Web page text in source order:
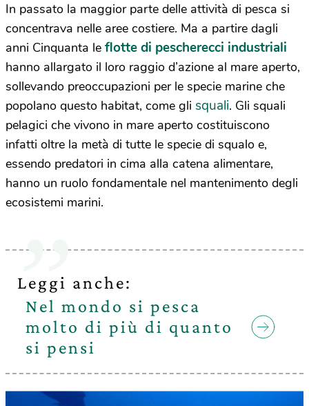
In passato la maggior parte delle attività di pesca si
concentrava nelle aree costiere. Ma a partire dagli
anni Cinquanta le flotte di pescherecci industriali
hanno allargato il loro raggio d’azione al mare aperto,
sollevando preoccupazioni per le specie marine che
popolano questo habitat, come gli squali. Gli squali
pelagici che vivono in mare aperto costituiscono
infatti oltre la metà di tutte le specie di squalo e,
essendo predatori in cima alla catena alimentare,
hanno un ruolo fondamentale nel mantenimento degli
ecosistemi marini.
Leggi anche:
Nel mondo si pesca
molto di più di quanto
si pensi